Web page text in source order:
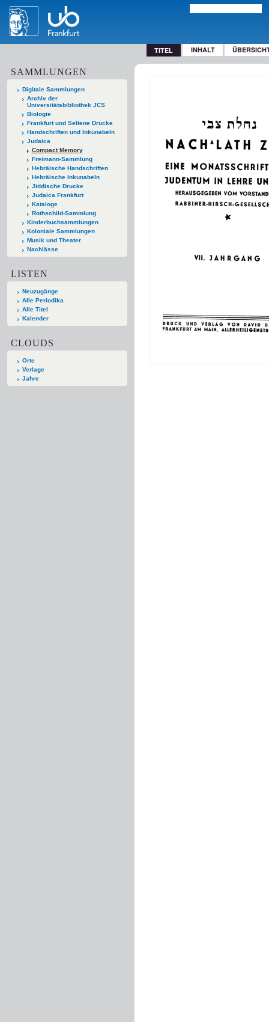
TITEL INHALT
SAMMLUNGEN
Digitale Sammlungen
Archiv der
Universitätsbibliothek JCS
Biologie
Frankfurt und Seltene Drucke
Handschriften und Inkunabeln
Judaica
Compact Memory
Freimann-Sammlung
Hebräische Handschriften
Hebräische Inkunabeln
Jiddische Drucke
Judaica Frankfurt
Kataloge
Rothschild-Sammlung
Kinderbuchsammlungen
Koloniale Sammlungen
Musik und Theater
Nachlässe
LISTEN
Neuzugänge
Alle Periodika
Alle Titel
Kalender
CLOUDS
Orte
Verlage
Jahre